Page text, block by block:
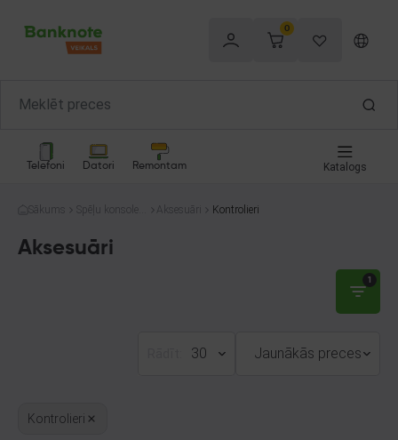
0
Telefoni Datori Remontam Katalogs
Sākums
Spēļu konsoles
Aksesuāri Kontrolieri
Aksesuāri
1
30 Jaunākās preces
Kontrolieri